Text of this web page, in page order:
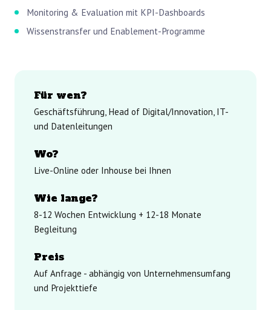
Monitoring & Evaluation mit KPI-Dashboards
Wissenstransfer und Enablement-Programme
Für wen?
Geschäftsführung, Head of Digital/Innovation, IT-
und Datenleitungen
Wo?
Live-Online oder Inhouse bei Ihnen
Wie lange?
8-12 Wochen Entwicklung + 12-18 Monate
Begleitung
Preis
Auf Anfrage - abhängig von Unternehmensumfang
und Projekttiefe